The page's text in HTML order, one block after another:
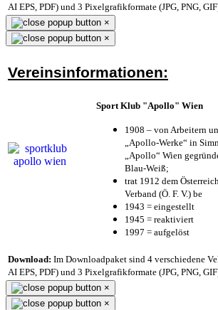
AI EPS, PDF) und 3 Pixelgrafikformate (JPG, PNG,
×
×
Vereinsinformationen:
Sport Klub "Apollo" Wien
1908 – von Arbeitern
„Apollo-Werke“ in
„Apollo“ Wien
Blau-Weiß;
trat 1912 dem
Verband (Ö. F. V.) be
1943 = eingestellt
1945 = reaktiviert
1997 = aufgelöst
Download: Im Downloadpaket sind 4 verschiedene
AI EPS, PDF) und 3 Pixelgrafikformate (JPG, PNG,
×
×